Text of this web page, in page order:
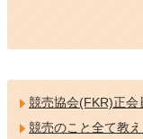
競売協会(FKR)正会
競売のこと全て教